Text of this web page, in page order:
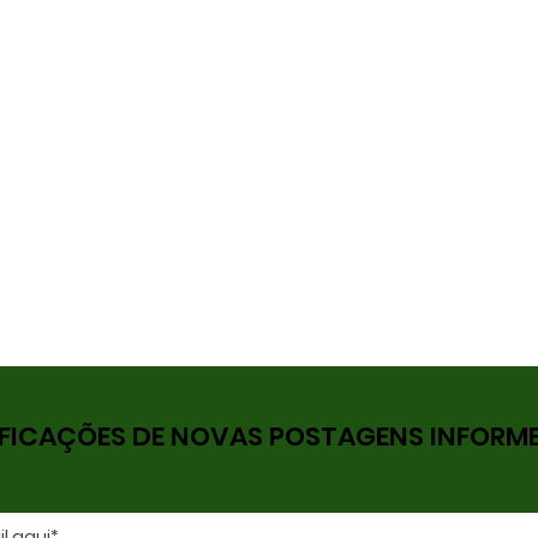
DE NOVAS POSTAGENS